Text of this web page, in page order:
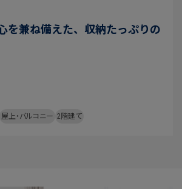
を兼ね備えた、収納たっぷりの
屋上・バルコニー 2階建て